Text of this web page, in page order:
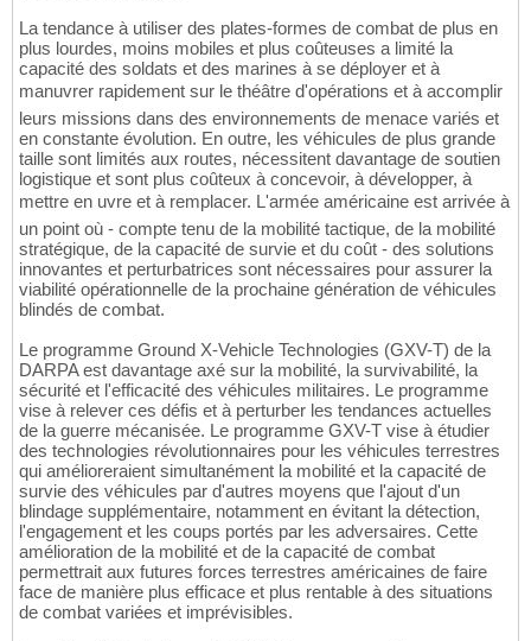
La tendance à utiliser des plates-formes de combat de plus en
plus lourdes, moins mobiles et plus coûteuses a limité la
capacité des soldats et des marines à se déployer et à
manuvrer rapidement sur le théâtre d'opérations et à accomplir
leurs missions dans des environnements de menace variés et
en constante évolution. En outre, les véhicules de plus grande
taille sont limités aux routes, nécessitent davantage de soutien
logistique et sont plus coûteux à concevoir, à développer, à
mettre en uvre et à remplacer. L'armée américaine est arrivée à
un point où - compte tenu de la mobilité tactique, de la mobilité
stratégique, de la capacité de survie et du coût - des solutions
innovantes et perturbatrices sont nécessaires pour assurer la
viabilité opérationnelle de la prochaine génération de véhicules
blindés de combat.
Le programme Ground X-Vehicle Technologies (GXV-T) de la
DARPA est davantage axé sur la mobilité, la survivabilité, la
sécurité et l'efficacité des véhicules militaires. Le programme
vise à relever ces défis et à perturber les tendances actuelles
de la guerre mécanisée. Le programme GXV-T vise à étudier
des technologies révolutionnaires pour les véhicules terrestres
qui amélioreraient simultanément la mobilité et la capacité de
survie des véhicules par d'autres moyens que l'ajout d'un
blindage supplémentaire, notamment en évitant la détection,
l'engagement et les coups portés par les adversaires. Cette
amélioration de la mobilité et de la capacité de combat
permettrait aux futures forces terrestres américaines de faire
face de manière plus efficace et plus rentable à des situations
de combat variées et imprévisibles.